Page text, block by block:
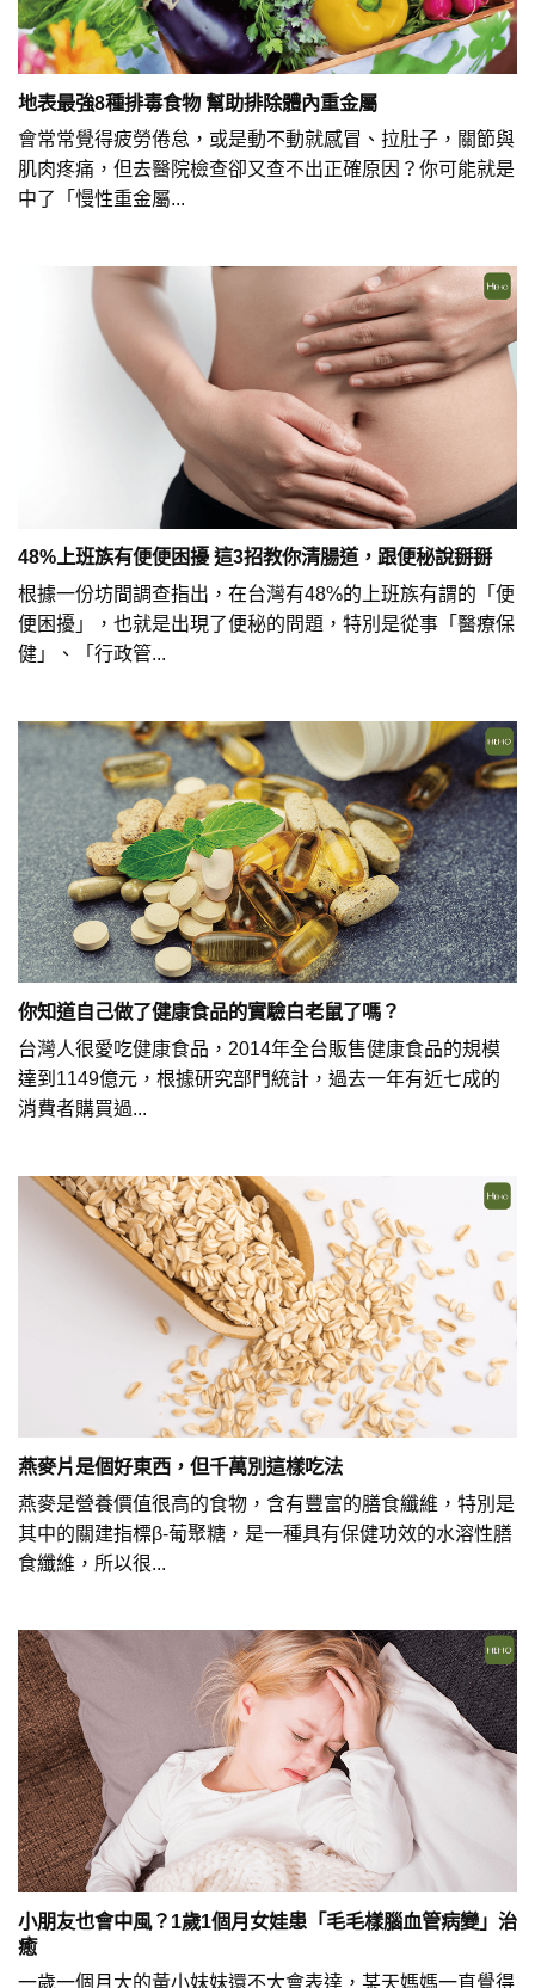
地表最強8種排毒食物 幫助排除體內重金屬
會常常覺得疲勞倦怠，或是動不動就感冒、拉肚子，關節與
肌肉疼痛，但去醫院檢查卻又查不出正確原因？你可能就是
中了「慢性重金屬...
48%上班族有便便困擾 這3招教你清腸道，跟便秘說掰掰
根據一份坊間調查指出，在台灣有48%的上班族有謂的「便
便困擾」，也就是出現了便秘的問題，特別是從事「醫療保
健」、「行政管...
你知道自己做了健康食品的實驗白老鼠了嗎？
台灣人很愛吃健康食品，2014年全台販售健康食品的規模
達到1149億元，根據研究部門統計，過去一年有近七成的
消費者購買過...
燕麥片是個好東西，但千萬別這樣吃法
燕麥是營養價值很高的食物，含有豐富的膳食纖維，特別是
其中的關建指標β-葡聚糖，是一種具有保健功效的水溶性膳
食纖維，所以很...
小朋友也會中風？1歲1個月女娃患「毛毛樣腦血管病變」治
癒
一歲一個月大的黃小妹妹還不大會表達，某天媽媽一直覺得